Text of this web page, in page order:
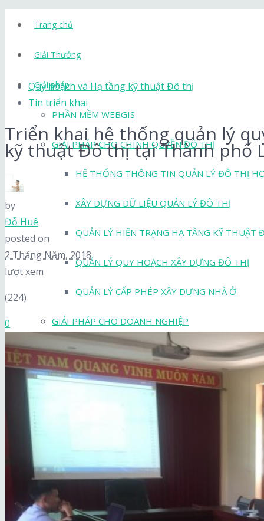
Trang chủ
Giải Thưởng
Giải pháp
PHẦN MỀM WEBGIS
GIẢI PHÁP CHO CHÍNH QUYỀN ĐÔ THỊ
HỆ THỐNG THÔNG TIN QUẢN LÝ ĐÔ THỊ
XÂY DỰNG DỮ LIỆU QUẢN LÝ ĐÔ THỊ
QUẢN LÝ HIỆN TRẠNG HẠ TẦNG KỸ THUẬT
QUẢN LÝ QUY HOẠCH XÂY DỰNG ĐÔ THỊ
QUẢN LÝ CẤP PHÉP XÂY DỰNG NHÀ Ở
GIẢI PHÁP CHO DOANH NGHIỆP
QUẢN LÝ CÂY XANH
QUẢN LÝ MẠNG CHIẾU SÁNG
QUẢN LÝ HỆ THỐNG THOÁT NƯỚC
QUẢN LÝ NGHĨA TRANG
QUẢN LÝ TỔNG THỂ MẠNG CẤP NƯỚC
QUẢN LÝ KHÁCH HÀNG DỊCH VỤ VSMT
Quy hoạch và Hạ tầng kỹ thuật Đô thị
Tin triển khai
Triển khai hệ thống quản lý
kỹ thuật Đô thị tại Thành phố
by
Đỗ Huê
posted on
2 Tháng Năm, 2018
lượt xem
(224)
0